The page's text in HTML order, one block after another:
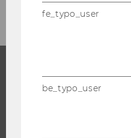
STUDIUM
fe_typo_user
be_typo_user